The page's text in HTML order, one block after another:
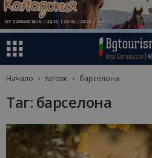
Начало тагове барселона
Таг: барселона